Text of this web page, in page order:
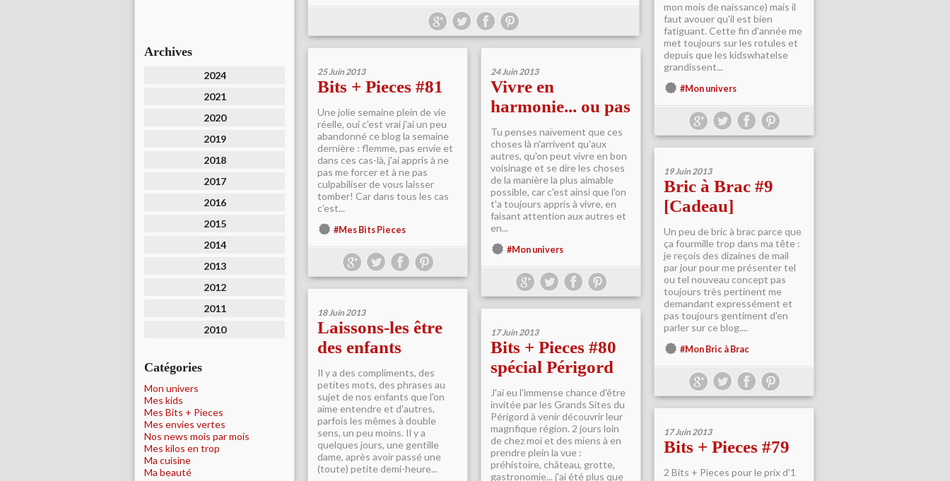
Archives
2024
2021
2020
2019
2018
2017
2016
2015
2014
2013
2012
2011
2010
Catégories
Mon univers
Mes kids
Mes Bits + Pieces
Mes envies vertes
Nos news mois par mois
Mes kilos en trop
Ma cuisine
Ma beauté
mon mois de naissance) mais il
faut avouer qu'il est bien
fatiguant. Cette fin d'année me
met toujours sur les rotules et
depuis que les kidswhatelse
grandissent...
#Mon univers
25 Juin 2013
Bits + Pieces #81
Une jolie semaine plein de vie
réelle, oui c'est vrai j'ai un peu
abandonné ce blog la semaine
dernière : flemme, pas envie et
dans ces cas-là, j'ai appris à ne
pas me forcer et à ne pas
culpabiliser de vous laisser
tomber! Car dans tous les cas
c'est...
#Mes Bits Pieces
24 Juin 2013
Vivre en
harmonie... ou pas
Tu penses naïvement que ces
choses là n'arrivent qu'aux
autres, qu'on peut vivre en bon
voisinage et se dire les choses
de la manière la plus aimable
possible, car c'est ainsi que l'on
t'a toujours appris à vivre, en
faisant attention aux autres et
en...
#Mon univers
19 Juin 2013
Bric à Brac #9
[Cadeau]
Un peu de bric à brac parce que
ça fourmille trop dans ma tête :
je reçois des dizaines de mail
par jour pour me présenter tel
ou tel nouveau concept pas
toujours très pertinent me
demandant expressément et
pas toujours gentiment d'en
parler sur ce blog....
#Mon Bric à Brac
18 Juin 2013
Laissons-les être
des enfants
Il y a des compliments, des
petites mots, des phrases au
sujet de nos enfants que l'on
aime entendre et d'autres,
parfois les mêmes à double
sens, un peu moins. Il y a
quelques jours, une gentille
dame, après avoir passé une
(toute) petite demi-heure...
17 Juin 2013
Bits + Pieces #80
spécial Périgord
J'ai eu l'immense chance d'être
invitée par les Grands Sites du
Périgord à venir découvrir leur
magnfique région. 2 jours loin
de chez moi et des miens à en
prendre plein la vue :
préhistoire, château, grotte,
gastronomie... j'ai été plus que
17 Juin 2013
Bits + Pieces #79
2 Bits + Pieces pour le prix d'1